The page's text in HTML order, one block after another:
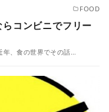
FOOD
コンビニでフリー
年、食の世界でその話…